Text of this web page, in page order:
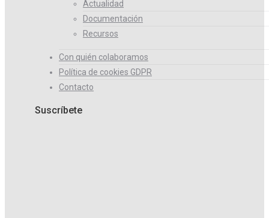
Actualidad
Documentación
Recursos
Con quién colaboramos
Política de cookies GDPR
Contacto
Suscríbete